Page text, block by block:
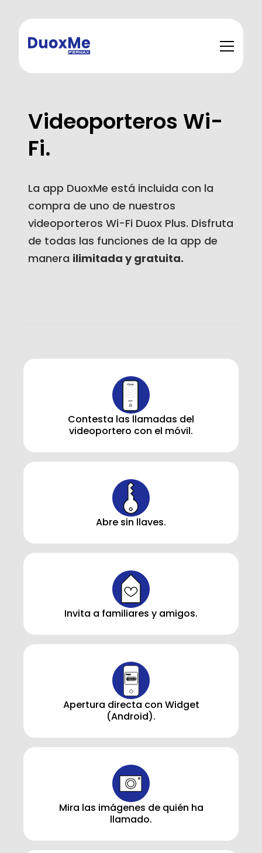
Videoporteros Wi-
Fi.
La app DuoxMe está incluida con la
compra de uno de nuestros
videoporteros Wi-Fi Duox Plus. Disfruta
de todas las funciones de la app de
manera ilimitada y gratuita.
Contesta las llamadas del
videoportero con el móvil.
Abre sin llaves.
Invita a familiares y amigos.
Apertura directa con Widget
(Android).
Mira las imágenes de quién ha
llamado.